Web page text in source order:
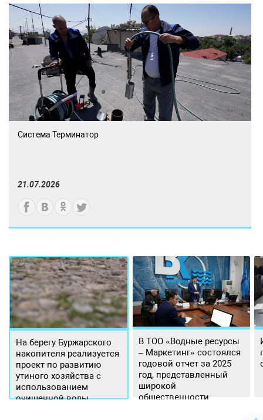
Система Терминатор
21.07.2026
На берегу Буржарского
накопителя реализуется
проект по развитию
утиного хозяйства с
использованием
очищенной воды
В ТОО «Водные ресурсы
– Маркетинг» состоялся
годовой отчет за 2025
год, представленный
широкой
общественности.